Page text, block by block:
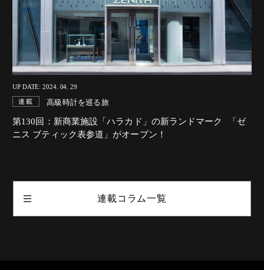
UP DATE: 2024. 04. 29
連載 高級時計を巡る旅
第130回：新商業施設「ハラカド」の新ランドマーク 「ゼ
ニス ブティック表参道」がオープン！
連載コラム一覧